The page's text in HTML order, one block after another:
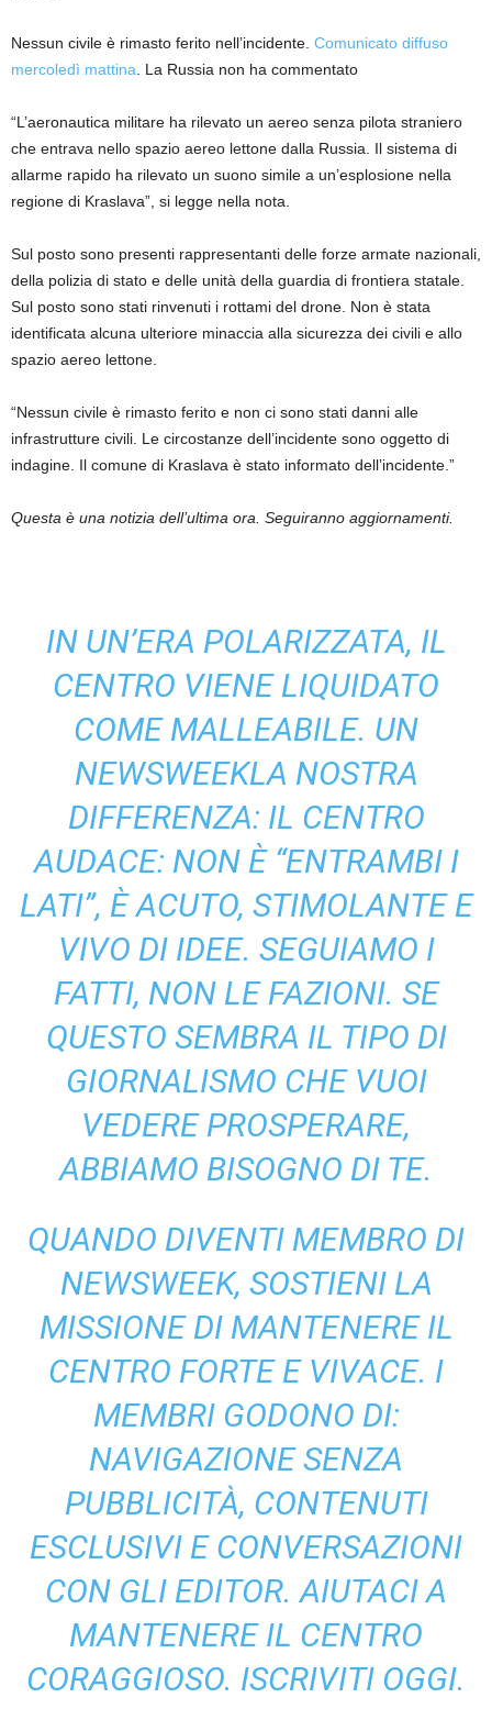
Nessun civile è rimasto ferito nell’incidente. Comunicato diffuso
mercoledì mattina . La Russia non ha commentato
“L’aeronautica militare ha rilevato un aereo senza pilota straniero
che entrava nello spazio aereo lettone dalla Russia. Il sistema di
allarme rapido ha rilevato un suono simile a un’esplosione nella
regione di Kraslava”, si legge nella nota.
Sul posto sono presenti rappresentanti delle forze armate nazionali,
della polizia di stato e delle unità della guardia di frontiera statale.
Sul posto sono stati rinvenuti i rottami del drone. Non è stata
identificata alcuna ulteriore minaccia alla sicurezza dei civili e allo
spazio aereo lettone.
“Nessun civile è rimasto ferito e non ci sono stati danni alle
infrastrutture civili. Le circostanze dell’incidente sono oggetto di
indagine. Il comune di Kraslava è stato informato dell’incidente.”
Questa è una notizia dell’ultima ora. Seguiranno aggiornamenti.
IN UN’ERA POLARIZZATA, IL
CENTRO VIENE LIQUIDATO
COME MALLEABILE. UN
NEWSWEEKLA NOSTRA
DIFFERENZA: IL CENTRO
AUDACE: NON È “ENTRAMBI I
LATI”, È ACUTO, STIMOLANTE E
VIVO DI IDEE. SEGUIAMO I
FATTI, NON LE FAZIONI. SE
QUESTO SEMBRA IL TIPO DI
GIORNALISMO CHE VUOI
VEDERE PROSPERARE,
ABBIAMO BISOGNO DI TE.
QUANDO DIVENTI MEMBRO DI
NEWSWEEK, SOSTIENI LA
MISSIONE DI MANTENERE IL
CENTRO FORTE E VIVACE. I
MEMBRI GODONO DI:
NAVIGAZIONE SENZA
PUBBLICITÀ, CONTENUTI
ESCLUSIVI E CONVERSAZIONI
CON GLI EDITOR. AIUTACI A
MANTENERE IL CENTRO
CORAGGIOSO. ISCRIVITI OGGI.